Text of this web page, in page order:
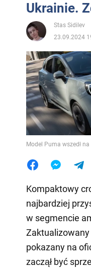
Ukrainie.
Stas Sidilev
23.09.2024
Model Puma wszedł na
Kompaktowy
najbardziej
w segmencie
Zaktualizowany
pokazany na
zaczął być